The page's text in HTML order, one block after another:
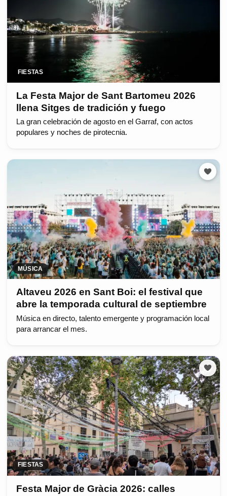
FIESTAS
La Festa Major de Sant Bartomeu 2026
llena Sitges de tradición y fuego
La gran celebración de agosto en el Garraf, con actos
populares y noches de pirotecnia.
MÚSICA
Altaveu 2026 en Sant Boi: el festival que
abre la temporada cultural de septiembre
Música en directo, talento emergente y programación local
para arrancar el mes.
FIESTAS
Festa Major de Gràcia 2026: calles